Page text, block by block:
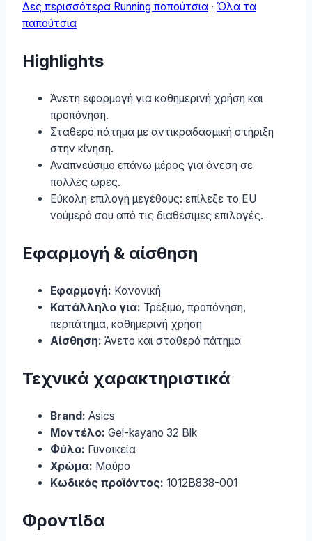
Δες περισσότερα Running παπούτσια · Όλα τα
παπούτσια
Highlights
Άνετη εφαρμογή για καθημερινή χρήση και
προπόνηση.
Σταθερό πάτημα με αντικραδασμική στήριξη
στην κίνηση.
Αναπνεύσιμο επάνω μέρος για άνεση σε
πολλές ώρες.
Εύκολη επιλογή μεγέθους: επίλεξε το EU
νούμερό σου από τις διαθέσιμες επιλογές.
Εφαρμογή & αίσθηση
Εφαρμογή: Κανονική
Κατάλληλο για: Τρέξιμο, προπόνηση,
περπάτημα, καθημερινή χρήση
Αίσθηση: Άνετο και σταθερό πάτημα
Τεχνικά χαρακτηριστικά
Brand: Asics
Μοντέλο: Gel-kayano 32 Blk
Φύλο: Γυναικεία
Χρώμα: Μαύρο
Κωδικός προϊόντος: 1012B838-001
Φροντίδα